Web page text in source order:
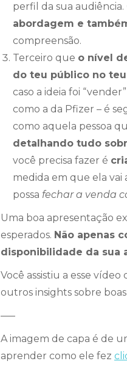
perfil da sua audiência.
abordagem e
compreensão.
Terceiro que o nível
do teu público no
caso a ideia foi
como a da Pfizer – é
como aquela pessoa
detalhando tudo
você precisa fazer é
medida em que ela vai
possa fechar a venda
Uma boa apresentação
esperados. Não apenas
disponibilidade da sua
Você assistiu a esse vídeo
outros insights sobre
—–
A imagem de capa é de
aprender como ele fez